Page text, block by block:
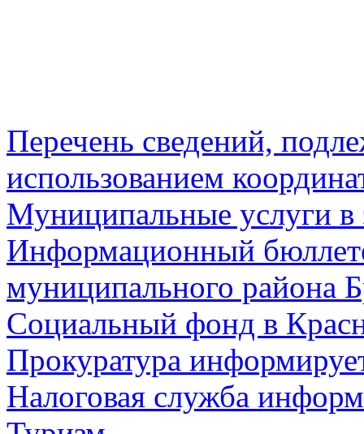
Перечень сведений,
использованием
Муниципальные услуги в
Информационный
муниципального района
Социальный фонд в
Прокуратура
Налоговая служба